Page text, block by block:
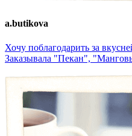
a.butikova
Хочу поблагодарить за
Заказывала "Пекан",